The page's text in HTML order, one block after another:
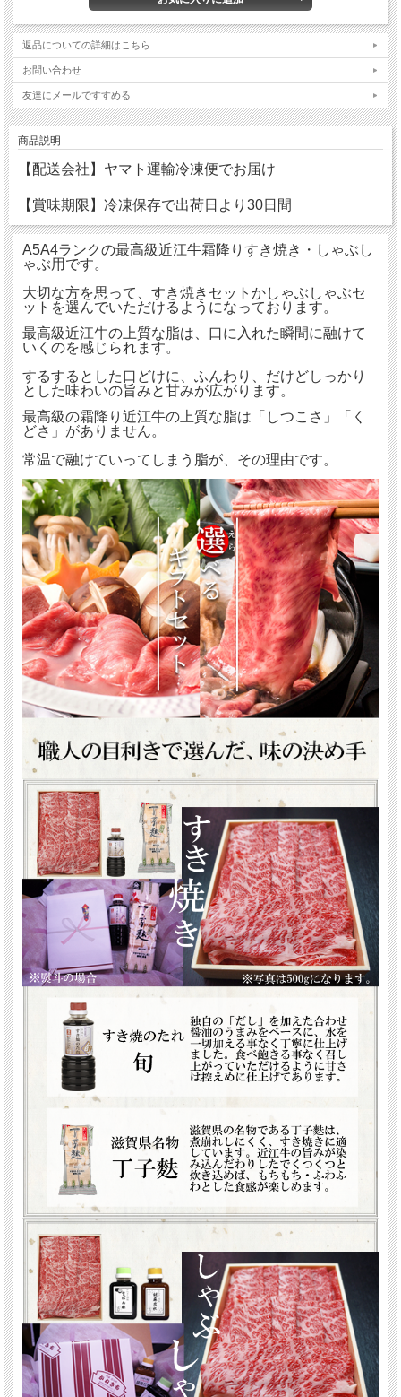
返品についての詳細はこちら
お問い合わせ
友達にメールですすめる
商品説明
【配送会社】ヤマト運輸冷凍便でお届け
【賞味期限】冷凍保存で出荷日より30日間
A5A4ランクの最高級近江牛霜降りすき焼き・しゃぶし
ゃぶ用です。
大切な方を思って、すき焼きセットかしゃぶしゃぶセ
ットを選んでいただけるようになっております。
最高級近江牛の上質な脂は、口に入れた瞬間に融けて
いくのを感じられます。
するするとした口どけに、ふんわり、だけどしっかり
とした味わいの旨みと甘みが広がります。
最高級の霜降り近江牛の上質な脂は「しつこさ」「く
どさ」がありません。
常温で融けていってしまう脂が、その理由です。